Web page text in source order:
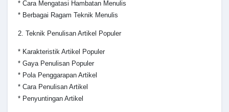
* Cara Mengatasi Hambatan Menulis
* Berbagai Ragam Teknik Menulis
2. Teknik Penulisan Artikel Populer
* Karakteristik Artikel Populer
* Gaya Penulisan Populer
* Pola Penggarapan Artikel
* Cara Penulisan Artikel
* Penyuntingan Artikel